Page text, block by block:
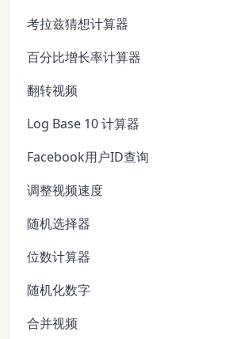
考拉兹猜想计算器
百分比增长率计算器
翻转视频
Log Base 10 计算器
Facebook用户ID查询
调整视频速度
随机选择器
位数计算器
随机化数字
合并视频